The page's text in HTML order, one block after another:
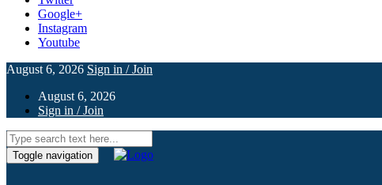
Google+
Instagram
Youtube
August 6, 2026 Sign in / Join
August 6, 2026
Sign in / Join
Toggle navigation